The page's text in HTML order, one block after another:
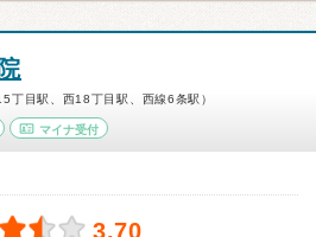
丁目駅、西18丁目駅、西線6条駅）
マイナ受付
3.70